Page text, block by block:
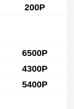
200Р
6500Р
4300Р
5400Р